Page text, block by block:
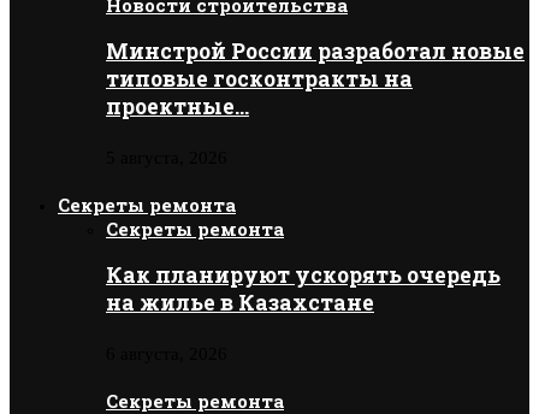
Минстрой России разработал новые
типовые госконтракты на
проектные…
Секреты ремонта
Секреты ремонта
Как планируют ускорять очередь
на жилье в Казахстане
Секреты ремонта